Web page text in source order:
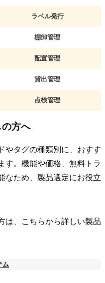
ラベル発行
棚卸管理
配置管理
貸出管理
点検管理
方へ
やタグの種類別に、おすす
す。機能や価格、無料トラ
なため、製品選定にお役立
は、こちらから詳しい製品
ム